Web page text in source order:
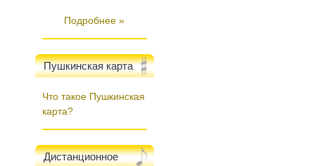
Подробнее »
Пушкинская карта
Что такое Пушкинская
карта?
Дистанционное